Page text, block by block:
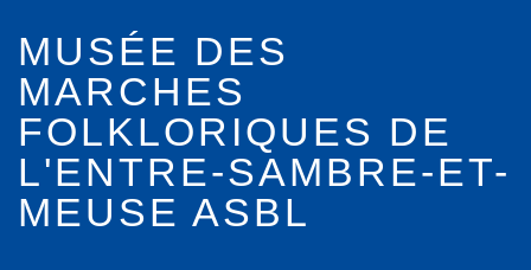
MUSÉE DES
MARCHES
FOLKLORIQUES DE
L'ENTRE-SAMBRE-ET-
MEUSE ASBL